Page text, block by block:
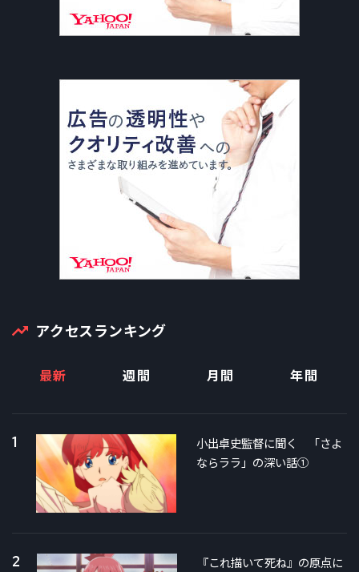
アクセスランキング
最新 週間 月間 年間
1
小出卓史監督に聞く 「さよ
ならララ」の深い話①
2
『これ描いて死ね』の原点に